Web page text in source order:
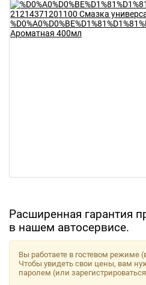
Расширенная гарантия
в нашем автосервисе.
Вы работаете в гостевом режиме
Чтобы увидеть свои цены, вам
паролем (или